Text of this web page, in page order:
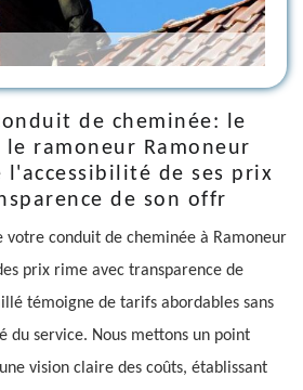
de cheminée: le
ramoneur Ramoneur
l'accessibilité de ses prix
de son offr
votre conduit de cheminée à Ramoneur
prix rime avec transparence de
témoigne de tarifs abordables sans
du service. Nous mettons un point
vision claire des coûts, établissant